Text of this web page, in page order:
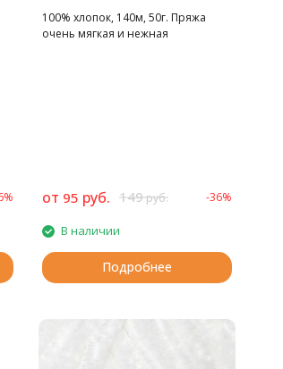
100% хлопок, 140м, 50г. Пряжа
очень мягкая и нежная
от 95 руб. 149руб. -36%
В наличии
Подробнее